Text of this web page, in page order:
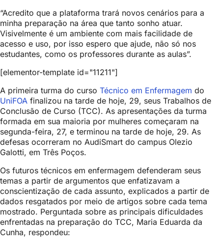
“Acredito que a plataforma trará novos cenários para a
minha preparação na área que tanto sonho atuar.
Visivelmente é um ambiente com mais facilidade de
acesso e uso, por isso espero que ajude, não só nos
estudantes, como os professores durante as aulas”.
[elementor-template id="11211"]
A primeira turma do curso Técnico em Enfermagem do
UniFOA finalizou na tarde de hoje, 29, seus Trabalhos de
Conclusão de Curso (TCC). As apresentações da turma
formada em sua maioria por mulheres começaram na
segunda-feira, 27, e terminou na tarde de hoje, 29. As
defesas ocorreram no AudiSmart do campus Olezio
Galotti, em Três Poços.
Os futuros técnicos em enfermagem defenderam seus
temas a partir de argumentos que enfatizavam a
conscientização de cada assunto, explicados a partir de
dados resgatados por meio de artigos sobre cada tema
mostrado. Perguntada sobre as principais dificuldades
enfrentadas na preparação do TCC, Maria Eduarda da
Cunha, respondeu: